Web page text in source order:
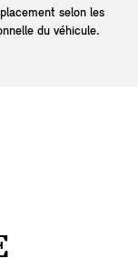
selon les
du véhicule.